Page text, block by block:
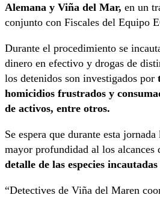
Alemana y Viña del Mar, en un
conjunto con Fiscales del Equipo
Durante el procedimiento se
dinero en efectivo y drogas de
los detenidos son investigados por
homicidios frustrados y
de activos, entre otros.
Se espera que durante esta
mayor profundidad al los alcances
detalle de las especies
“Detectives de Viña del Maren